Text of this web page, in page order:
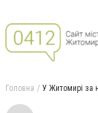
Головна У Житомирі за